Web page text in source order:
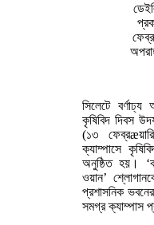
সিলেটে
কৃষিবিদ দিবস
(১৩
ক্যাম্পাসে
অনুষ্ঠিত হয়।
ওয়ান’
প্রশাসনিক
সমগ্র ক্যাম্পাস